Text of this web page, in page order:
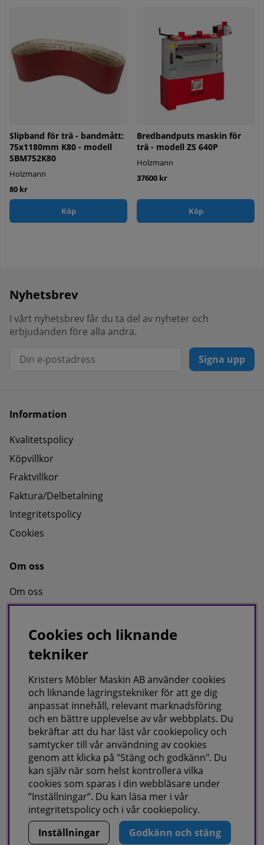
Slipband för trä - bandmått:
75x1180mm K80 - modell
SBM752K80
Holzmann
80 kr
Köp
Bredbandputs maskin för
trä - modell ZS 640P
Holzmann
37600 kr
Köp
Nyhetsbrev
I vårt nyhetsbrev får du ta del av nyheter och
erbjudanden före alla andra.
Signa upp
Information
Kvalitetspolicy
Köpvillkor
Fraktvillkor
Faktura/Delbetalning
Integritetspolicy
Cookies
Om oss
Om oss
Kontakta oss
KRISTERS MÖBLER MASKIN AB
Postadress:
GÅRDSJÖ 41, 686 96 SUNNE
Besöks & leveransadress:
Gårdsjö 41, 686 96 Sunne
Telefon:0565-711027
E-post:info@kristersmoblermaskin.se
Orgnr: 5567527923
ÖPPET: Mån-Fre 10-18
Här finns vi som företag,klicka här
Cookies och liknande
tekniker
Kristers Möbler Maskin AB använder cookies
och liknande lagringstekniker för att ge dig
anpassat innehåll, relevant marknadsföring
och en bättre upplevelse av vår webbplats. Du
bekräftar att du har läst vår cookiepolicy och
samtycker till vår användning av cookies
genom att klicka på "Stäng och godkänn". Du
kan själv när som helst kontrollera vilka
cookies som sparas i din webbläsare under
”Inställningar”. Du kan läsa mer i vår
integritetspolicy och i vår cookiepolicy.
Inställningar
Godkänn och stäng